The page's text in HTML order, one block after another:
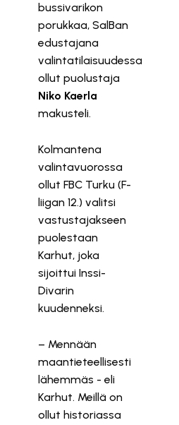
bussivarikon
porukkaa, SalBan
edustajana
valintatilaisuudessa
ollut puolustaja
Niko Kaerla
makusteli.
Kolmantena
valintavuorossa
ollut FBC Turku (F-
liigan 12.) valitsi
vastustajakseen
puolestaan
Karhut, joka
sijoittui Inssi-
Divarin
kuudenneksi.
– Mennään
maantieteellisesti
lähemmäs - eli
Karhut. Meillä on
ollut historiassa